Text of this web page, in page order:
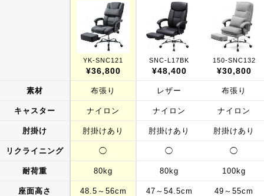
素材
キャスター
肘掛け
リクライニング
耐荷重
座面高さ
YK-SNC121
¥36,800
布張り
ナイロン
肘掛けあり
◯
80kg
48.5～56cm
SNC-L17BK
¥48,400
レザー
ナイロン
肘掛けあり
◯
80kg
47～54.5cm
150-SNC132
¥30,800
布張り
ナイロン
肘掛けあり
◯
100kg
49～55cm